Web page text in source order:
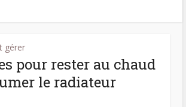
gérer
pour rester au chaud
le radiateur